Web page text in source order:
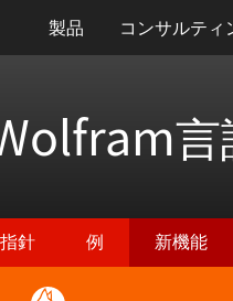
製品 コンサルティ
言
指針 例 新機能